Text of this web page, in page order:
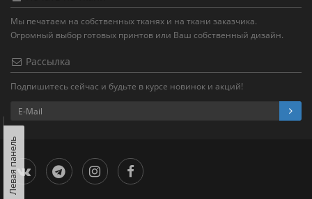
Мы печатаем на собственных тканях и на ткани заказчика.
Огромный выбор готовых принтов или Ваш собственный дизайн.
Рассылка
Подпишитесь сейчас и будьте в курсе новинок и акций!
Левая панель